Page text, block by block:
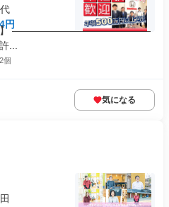
円
条件】 ――――――――――――――
...
個
気になる